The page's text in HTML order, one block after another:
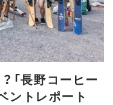
「長野コーヒー
ントレポート